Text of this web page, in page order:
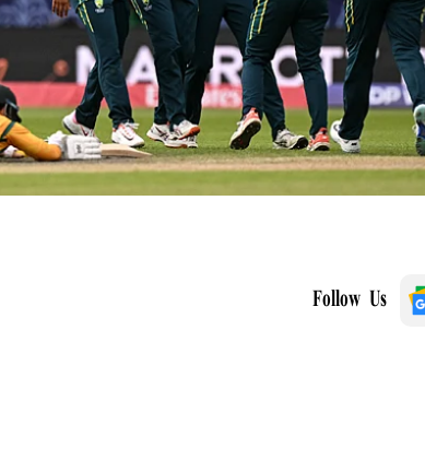
Follow Us